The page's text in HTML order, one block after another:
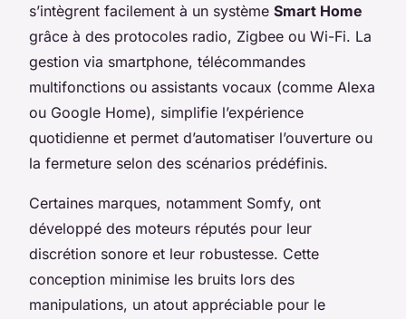
s’intègrent facilement à un système Smart Home
grâce à des protocoles radio, Zigbee ou Wi-Fi. La
gestion via smartphone, télécommandes
multifonctions ou assistants vocaux (comme Alexa
ou Google Home), simplifie l’expérience
quotidienne et permet d’automatiser l’ouverture ou
la fermeture selon des scénarios prédéfinis.
Certaines marques, notamment Somfy, ont
développé des moteurs réputés pour leur
discrétion sonore et leur robustesse. Cette
conception minimise les bruits lors des
manipulations, un atout appréciable pour le